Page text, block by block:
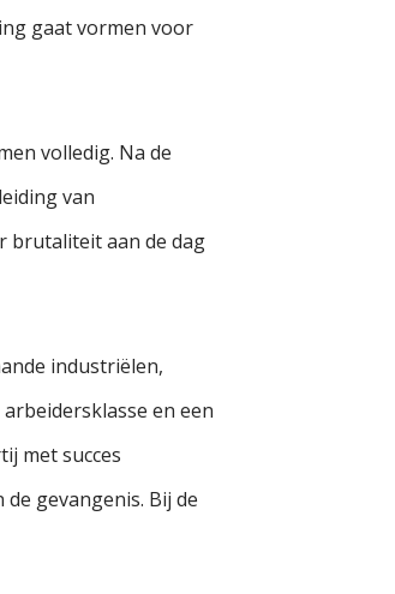
gaat vormen voor
volledig. Na de
van
brutaliteit aan de dag
industriëlen,
en een
met succes
gevangenis. Bij de